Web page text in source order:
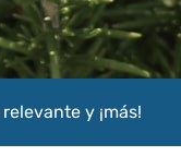
y ¡más!